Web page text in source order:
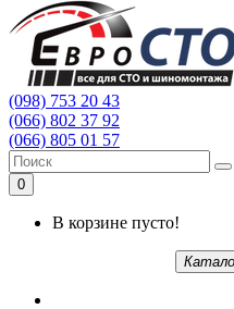
(098) 753 20 43
(066) 802 37 92
(066) 805 01 57
0
В корзине пусто!